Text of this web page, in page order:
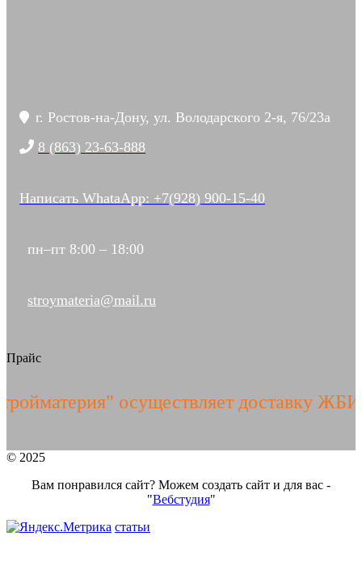
г. Ростов-на-Дону, ул. Володарского 2-я, 76/23а
8 (863) 23-63-888
Написать WhataApp: +7(928) 900-15-40
пн–пт 8:00 – 18:00
stroymateria@mail.ru
Прайс
осуществляет доставку ЖБИ
© 2025
Вам понравился сайт? Можем создать сайт и для вас -
"Вебстудия"
статьи